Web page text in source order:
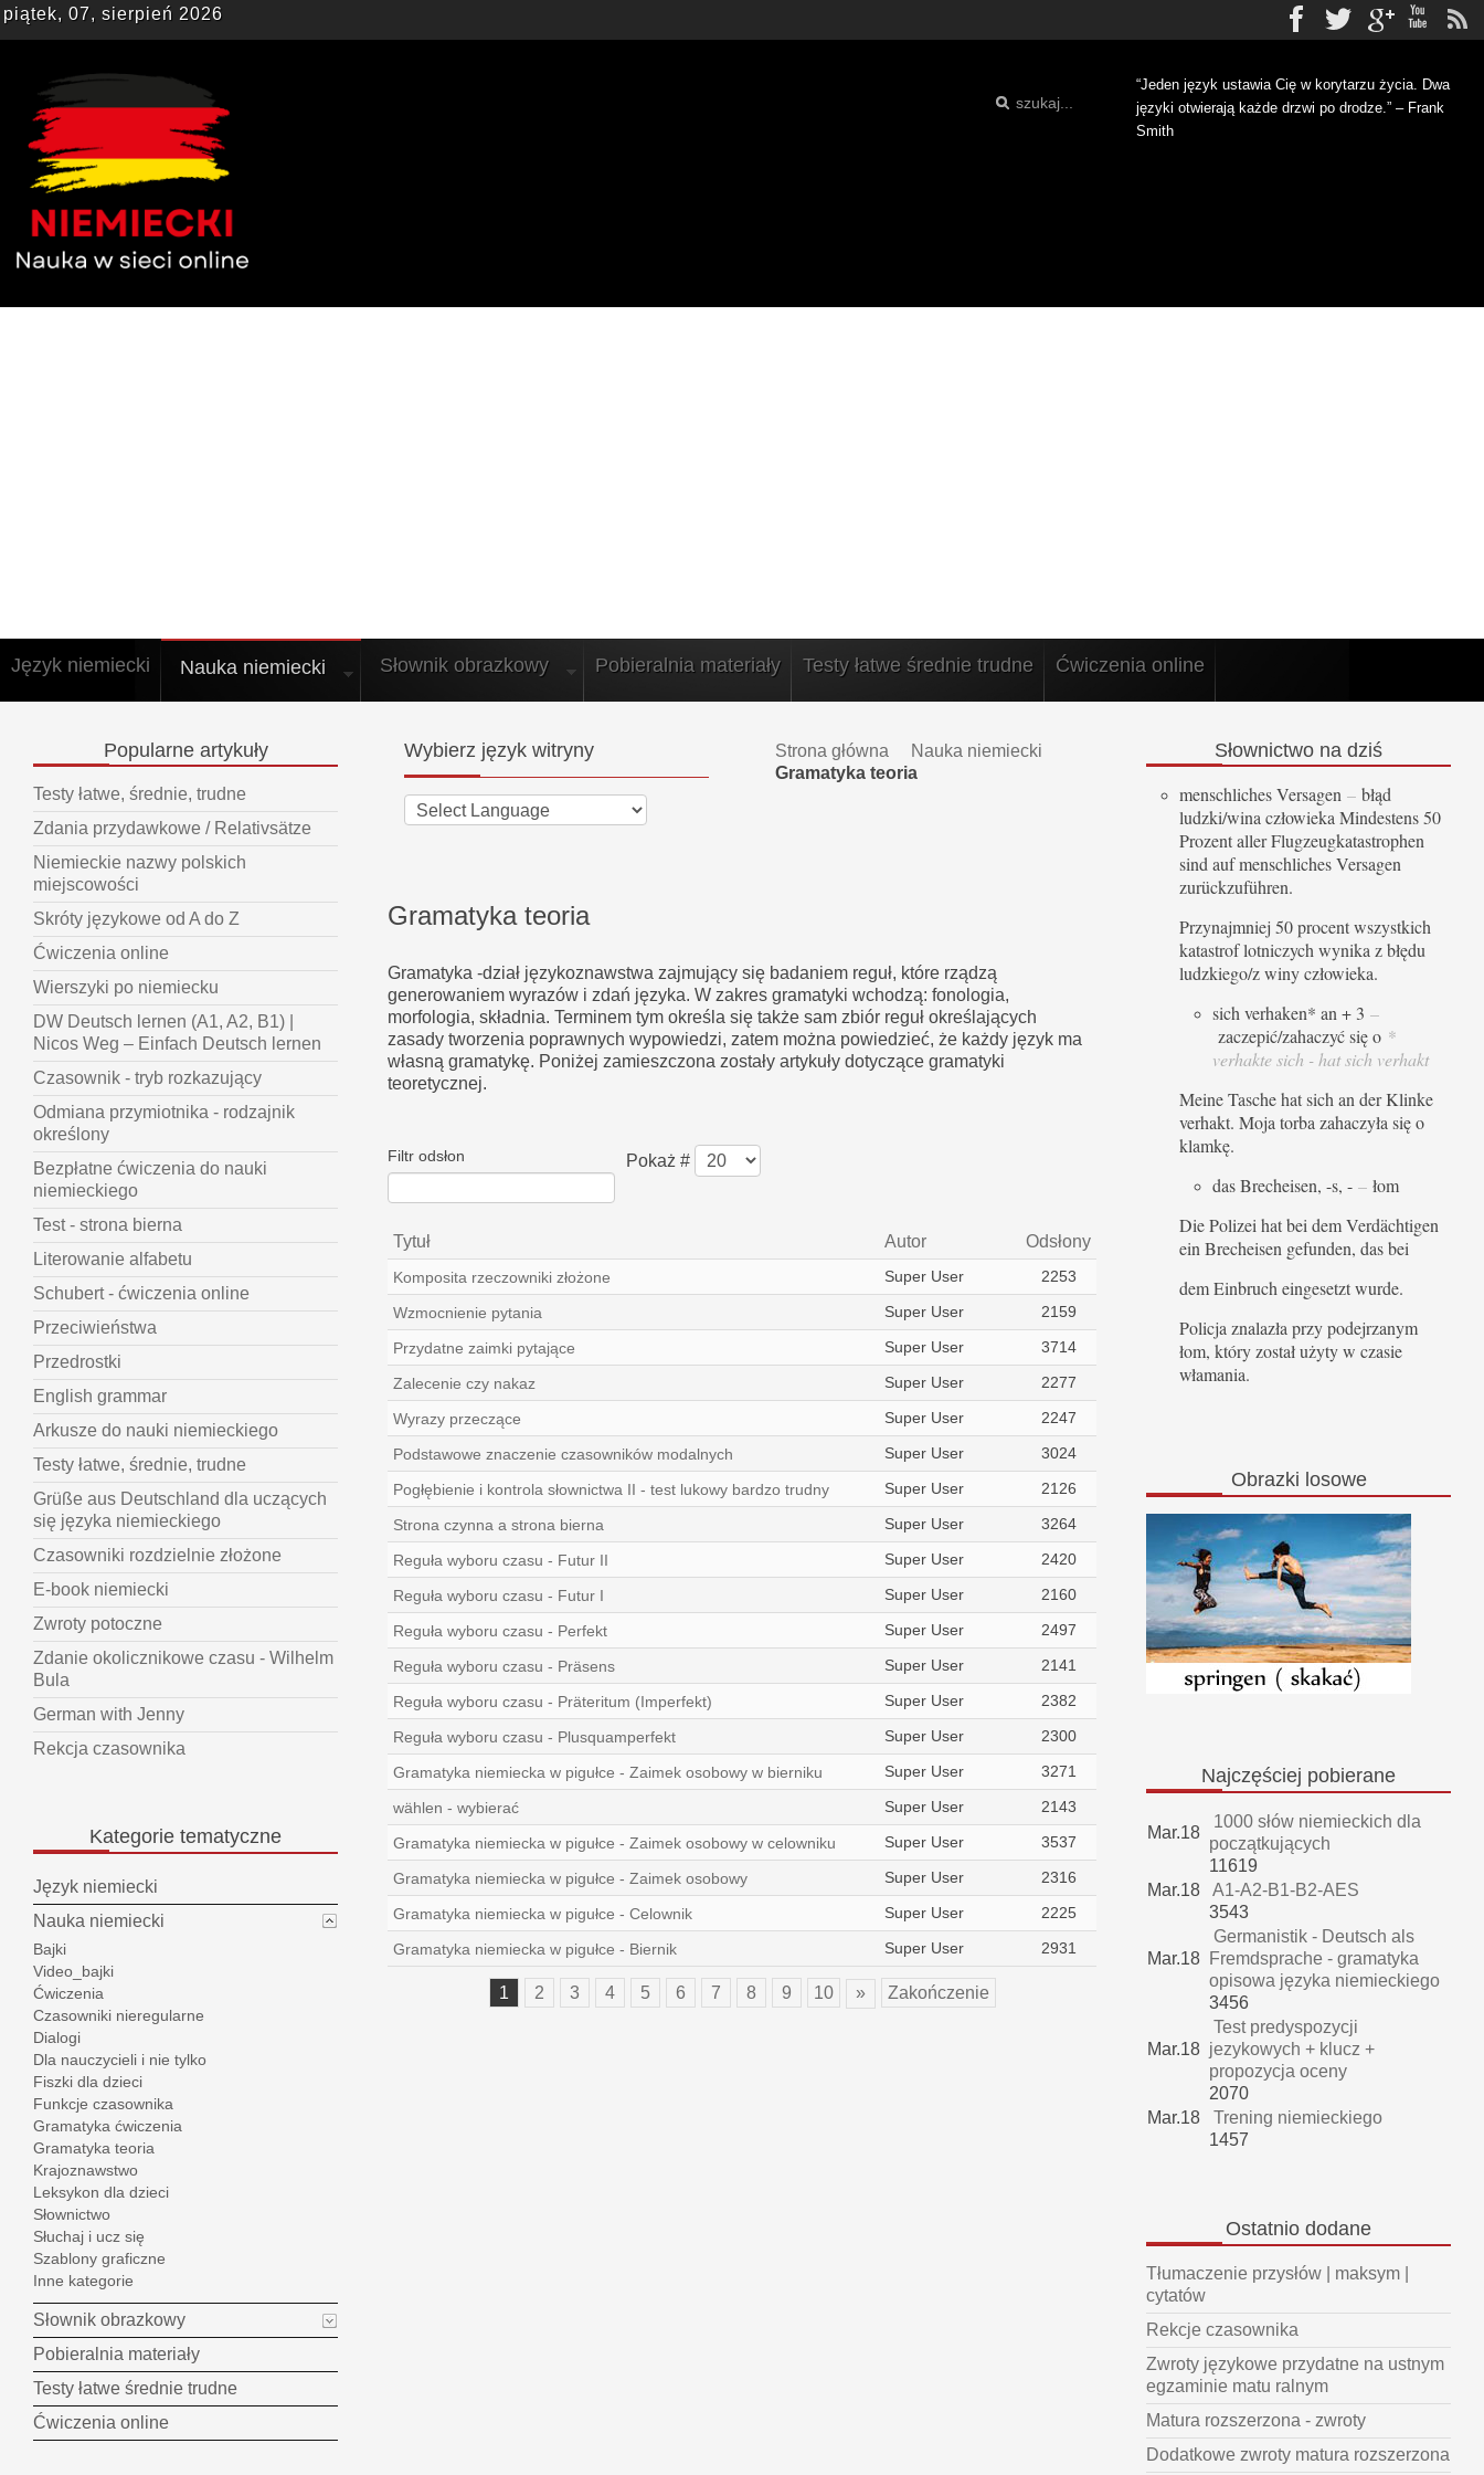
piątek, 07, sierpień 2026 Facebook
Twittergplus
“Jeden język ustawia Cię w korytarzu życia. Dwa
języki otwierają każde drzwi po drodze.” – Frank
Smith
Język niemiecki Nauka niemiecki Słownik obrazkowy Pobieralnia materiały Testy łatwe średnie trudne Ćwiczenia online
Wybierz język witryny Strona główna
Nauka niemiecki
Gramatyka teoria
Gramatyka teoria
Gramatyka -dział językoznawstwa zajmujący się badaniem reguł, które rządzą
generowaniem wyrazów i zdań języka. W zakres gramatyki wchodzą: fonologia,
morfologia, składnia. Terminem tym określa się także sam zbiór reguł określających
zasady tworzenia poprawnych wypowiedzi, zatem można powiedzieć, że każdy język ma
własną gramatykę. Poniżej zamieszczona zostały artykuły dotyczące gramatyki
teoretycznej.
Filtr odsłon Pokaż #
Tytuł Autor Odsłony
Komposita rzeczowniki złożone Super User 2253
Wzmocnienie pytania Super User 2159
Przydatne zaimki pytające Super User 3714
Zalecenie czy nakaz Super User 2277
Wyrazy przeczące Super User 2247
Podstawowe znaczenie czasowników modalnych Super User 3024
Pogłębienie i kontrola słownictwa II - test lukowy bardzo trudny Super User 2126
Strona czynna a strona bierna Super User 3264
Reguła wyboru czasu - Futur II Super User 2420
Reguła wyboru czasu - Futur I Super User 2160
Reguła wyboru czasu - Perfekt Super User 2497
Reguła wyboru czasu - Präsens Super User 2141
Reguła wyboru czasu - Präteritum (Imperfekt) Super User 2382
Reguła wyboru czasu - Plusquamperfekt Super User 2300
Gramatyka niemiecka w pigułce - Zaimek osobowy w bierniku Super User 3271
wählen - wybierać Super User 2143
Gramatyka niemiecka w pigułce - Zaimek osobowy w celowniku Super User 3537
Gramatyka niemiecka w pigułce - Zaimek osobowy Super User 2316
Gramatyka niemiecka w pigułce - Celownik Super User 2225
Gramatyka niemiecka w pigułce - Biernik Super User 2931
1 2 3 4 5 6 7 8 9 10 » Zakończenie
Popularneartykuły
Testy łatwe, średnie, trudne
Zdania przydawkowe / Relativsätze
Niemieckie nazwy polskich
miejscowości
Skróty językowe od A do Z
Ćwiczenia online
Wierszyki po niemiecku
DW Deutsch lernen (A1, A2, B1) |
Nicos Weg – Einfach Deutsch lernen
Czasownik - tryb rozkazujący
Odmiana przymiotnika - rodzajnik
określony
Bezpłatne ćwiczenia do nauki
niemieckiego
Test - strona bierna
Literowanie alfabetu
Schubert - ćwiczenia online
Przeciwieństwa
Przedrostki
English grammar
Arkusze do nauki niemieckiego
Testy łatwe, średnie, trudne
Grüße aus Deutschland dla uczących
się języka niemieckiego
Czasowniki rozdzielnie złożone
E-book niemiecki
Zwroty potoczne
Zdanie okolicznikowe czasu - Wilhelm
Bula
German with Jenny
Rekcja czasownika
Kategorie tematyczne
Język niemiecki
Nauka niemiecki
Bajki
Video_bajki
Ćwiczenia
Czasowniki nieregularne
Dialogi
Dla nauczycieli i nie tylko
Fiszki dla dzieci
Funkcje czasownika
Gramatyka ćwiczenia
Gramatyka teoria
Krajoznawstwo
Leksykon dla dzieci
Słownictwo
Słuchaj i ucz się
Szablony graficzne
Inne kategorie
Słownik obrazkowy
Pobieralnia materiały
Testy łatwe średnie trudne
Ćwiczenia online
Słownictwo na dziś
menschliches Versagen – błąd
ludzki/wina człowieka Mindestens 50
Prozent aller Flugzeugkatastrophen
sind auf menschliches Versagen
zurückzuführen.
Przynajmniej 50 procent wszystkich
katastrof lotniczych wynika z błędu
ludzkiego/z winy człowieka.
sich verhaken* an + 3 –
zaczepić/zahaczyć się o *
verhakte sich - hat sich verhakt
Meine Tasche hat sich an der Klinke
verhakt. Moja torba zahaczyła się o
klamkę.
das Brecheisen, -s, - – łom
Die Polizei hat bei dem Verdächtigen
ein Brecheisen gefunden, das bei
dem Einbruch eingesetzt wurde.
Policja znalazła przy podejrzanym
łom, który został użyty w czasie
włamania.
Obrazki losowe
Najczęściej pobierane
Mar.18
1000 słów niemieckich dla
początkujących
11619
Mar.18
A1-A2-B1-B2-AES
3543
Mar.18
Germanistik - Deutsch als
Fremdsprache - gramatyka
opisowa języka niemieckiego
3456
Mar.18
Test predyspozycji
jezykowych + klucz +
propozycja oceny
2070
Mar.18
Trening niemieckiego
1457
Ostatnio dodane
Tłumaczenie przysłów | maksym |
cytatów
Rekcje czasownika
Zwroty językowe przydatne na ustnym
egzaminie matu ralnym
Matura rozszerzona - zwroty
Dodatkowe zwroty matura rozszerzona